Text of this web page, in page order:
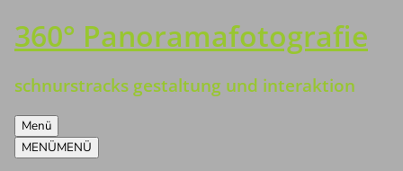
Zum
Inhalt
360° Panoramafotografie
schnurstracks gestaltung und interaktion
Menü
MENÜMENÜ